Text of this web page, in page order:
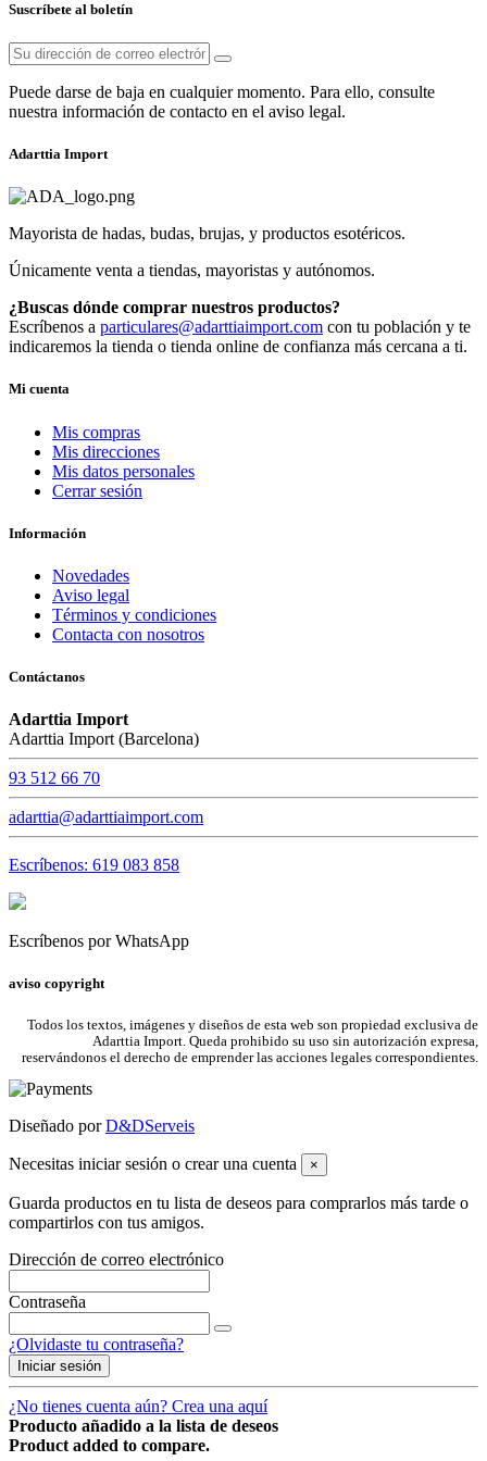
Suscríbete al boletín
Puede darse de baja en cualquier momento. Para ello, consulte
nuestra información de contacto en el aviso legal.
Adarttia Import
Mayorista de hadas, budas, brujas, y productos esotéricos.
Únicamente venta a tiendas, mayoristas y autónomos.
¿Buscas dónde comprar nuestros productos?
Escríbenos a particulares@adarttiaimport.com con tu población y te
indicaremos la tienda o tienda online de confianza más cercana a ti.
Mi cuenta
Mis compras
Mis direcciones
Mis datos personales
Cerrar sesión
Información
Novedades
Aviso legal
Términos y condiciones
Contacta con nosotros
Contáctanos
Adarttia Import
Adarttia Import (Barcelona)
93 512 66 70
adarttia@adarttiaimport.com
Escríbenos: 619 083 858
Escríbenos por WhatsApp
aviso copyright
Todos los textos, imágenes y diseños de esta web son propiedad exclusiva de
Adarttia Import. Queda prohibido su uso sin autorización expresa,
reservándonos el derecho de emprender las acciones legales correspondientes.
Diseñado porD&DServeis
Necesitas iniciar sesión o crear una cuenta ×
Guarda productos en tu lista de deseos para comprarlos más tarde o
compartirlos con tus amigos.
Dirección de correo electrónico
Contraseña
¿Olvidaste tu contraseña?
Iniciar sesión
¿No tienes cuenta aún? Crea una aquí
Producto añadido a la lista de deseos
Product added to compare.